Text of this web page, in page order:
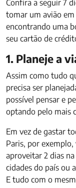
Confira a seguir 7
tomar um avião
encontrando uma
seu cartão de
1. Planeje a
Assim como tudo
precisa ser
possível pensar e
optando pelo mais
Em vez de gastar
Paris, por
aproveitar 2 dias
cidades do país ou
E tudo com o